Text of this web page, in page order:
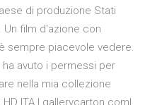
di produzione Stati
Un film d'azione con
sempre piacevole vedere.
avuto i permessi per
nella mia collezione